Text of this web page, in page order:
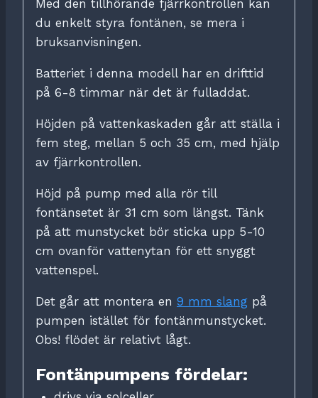
Med den tillhörande fjärrkontrollen kan
du enkelt styra fontänen, se mera i
bruksanvisningen.
Batteriet i denna modell har en drifttid
på 6-8 timmar när det är fulladdat.
Höjden på vattenkaskaden går att ställa i
fem steg, mellan 5 och 35 cm, med hjälp
av fjärrkontrollen.
Höjd på pump med alla rör till
fontänsetet är 31 cm som längst. Tänk
på att munstycket bör sticka upp 5-10
cm ovanför vattenytan för ett snyggt
vattenspel.
Det går att montera en 9 mm slang på
pumpen istället för fontänmunstycket.
Obs! flödet är relativt lågt.
Fontänpumpens fördelar: